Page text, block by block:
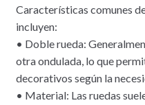
Características comunes
incluyen:
• Doble rueda:
otra ondulada, lo que
decorativos según la
• Material: Las ruedas